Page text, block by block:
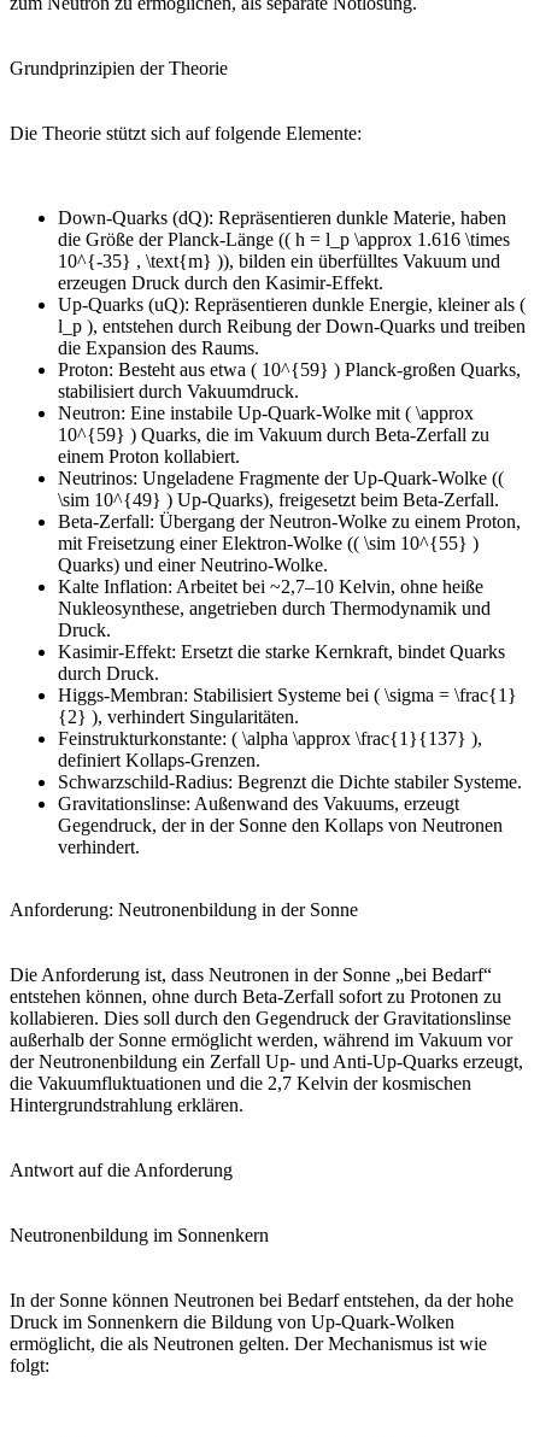
Grundprinzipien der Theorie
Die Theorie stützt sich auf folgende Elemente:
Down-Quarks (dQ): Repräsentieren dunkle Materie, haben
die Größe der Planck-Länge (( h = l_p \approx 1.616 \times
10^{-35} , \text{m} )), bilden ein überfülltes Vakuum und
erzeugen Druck durch den Kasimir-Effekt.
Up-Quarks (uQ): Repräsentieren dunkle Energie, kleiner als (
l_p ), entstehen durch Reibung der Down-Quarks und treiben
die Expansion des Raums.
Proton: Besteht aus etwa ( 10^{59} ) Planck-großen Quarks,
stabilisiert durch Vakuumdruck.
Neutron: Eine instabile Up-Quark-Wolke mit ( \approx
10^{59} ) Quarks, die im Vakuum durch Beta-Zerfall zu
einem Proton kollabiert.
Neutrinos: Ungeladene Fragmente der Up-Quark-Wolke ((
\sim 10^{49} ) Up-Quarks), freigesetzt beim Beta-Zerfall.
Beta-Zerfall: Übergang der Neutron-Wolke zu einem Proton,
mit Freisetzung einer Elektron-Wolke (( \sim 10^{55} )
Quarks) und einer Neutrino-Wolke.
Kalte Inflation: Arbeitet bei ~2,7–10 Kelvin, ohne heiße
Nukleosynthese, angetrieben durch Thermodynamik und
Druck.
Kasimir-Effekt: Ersetzt die starke Kernkraft, bindet Quarks
durch Druck.
Higgs-Membran: Stabilisiert Systeme bei ( \sigma = \frac{1}
{2} ), verhindert Singularitäten.
Feinstrukturkonstante: ( \alpha \approx \frac{1}{137} ),
definiert Kollaps-Grenzen.
Schwarzschild-Radius: Begrenzt die Dichte stabiler Systeme.
Gravitationslinse: Außenwand des Vakuums, erzeugt
Gegendruck, der in der Sonne den Kollaps von Neutronen
verhindert.
Anforderung: Neutronenbildung in der Sonne
Die Anforderung ist, dass Neutronen in der Sonne „bei Bedarf“
entstehen können, ohne durch Beta-Zerfall sofort zu Protonen zu
kollabieren. Dies soll durch den Gegendruck der Gravitationslinse
außerhalb der Sonne ermöglicht werden, während im Vakuum vor
der Neutronenbildung ein Zerfall Up- und Anti-Up-Quarks erzeugt,
die Vakuumfluktuationen und die 2,7 Kelvin der kosmischen
Hintergrundstrahlung erklären.
Antwort auf die Anforderung
Neutronenbildung im Sonnenkern
In der Sonne können Neutronen bei Bedarf entstehen, da der hohe
Druck im Sonnenkern die Bildung von Up-Quark-Wolken
ermöglicht, die als Neutronen gelten. Der Mechanismus ist wie
folgt: